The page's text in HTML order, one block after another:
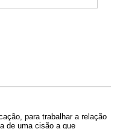
para trabalhar a relação
de uma cisão a que